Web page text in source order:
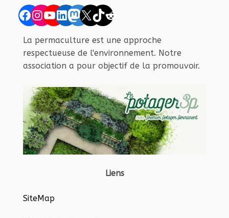
Facebook
Instagram
YouTube
LinkedIn
Mastodon
X TikTok
Reddit
La permaculture est une approche
respectueuse de l'environnement. Notre
association a pour objectif de la promouvoir.
Liens
SiteMap